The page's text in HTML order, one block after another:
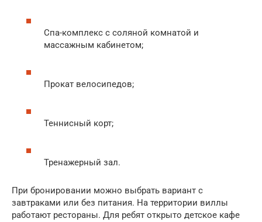
Спа-комплекс с соляной комнатой и
массажным кабинетом;
Прокат велосипедов;
Теннисный корт;
Тренажерный зал.
При бронировании можно выбрать вариант с
завтраками или без питания. На территории виллы
работают рестораны. Для ребят открыто детское кафе